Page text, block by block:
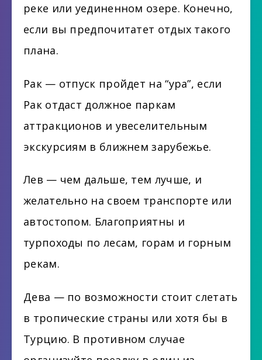
реке или уединенном озере. Конечно,
если вы предпочитатет отдых такого
плана.
Рак — отпуск пройдет на “ура”, если
Рак отдаст должное паркам
аттракционов и увеселительным
экскурсиям в ближнем зарубежье.
Лев — чем дальше, тем лучше, и
желательно на своем транспорте или
автостопом. Благоприятны и
турпоходы по лесам, горам и горным
рекам.
Дева — по возможности стоит слетать
в тропические страны или хотя бы в
Турцию. В противном случае